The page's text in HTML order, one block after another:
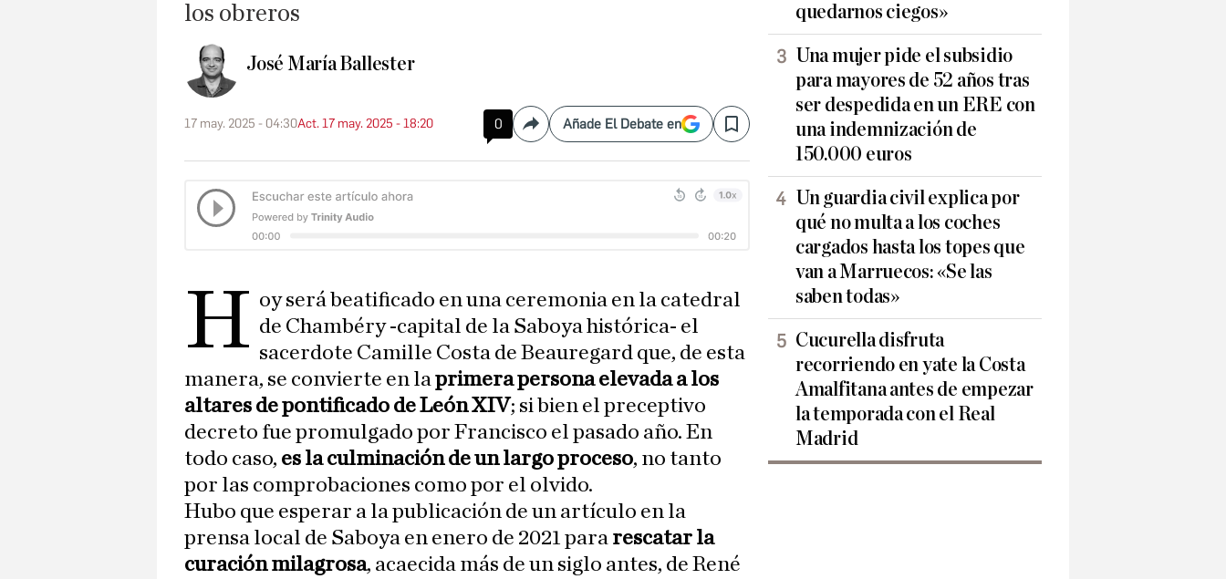
los obreros
José María Ballester
17 may. 2025 - 04:30Act. 17 may. 2025 - 18:20 0 CompartirAñade El Debate en Save
H oy será beatificado en una ceremonia en la catedral
de Chambéry -capital de la Saboya histórica- el
sacerdote Camille Costa de Beauregard que, de esta
manera, se convierte en laprimera persona elevada a los
altares de pontificado de León XIV; si bien el preceptivo
decreto fue promulgado por Francisco el pasado año. En
todo caso, es la culminación de un largo proceso, no tanto
por las comprobaciones como por el olvido.
Hubo que esperar a la publicación de un artículo en la
prensa local de Saboya en enero de 2021 para rescatar la
curación milagrosa, acaecida más de un siglo antes, de René
quedarnos ciegos»
Una mujer pide el subsidio
para mayores de 52 años tras
ser despedida en un ERE con
una indemnización de
150.000 euros
Un guardia civil explica por
qué no multa a los coches
cargados hasta los topes que
van a Marruecos: «Se las
saben todas»
Cucurella disfruta
recorriendo en yate la Costa
Amalfitana antes de empezar
la temporada con el Real
Madrid